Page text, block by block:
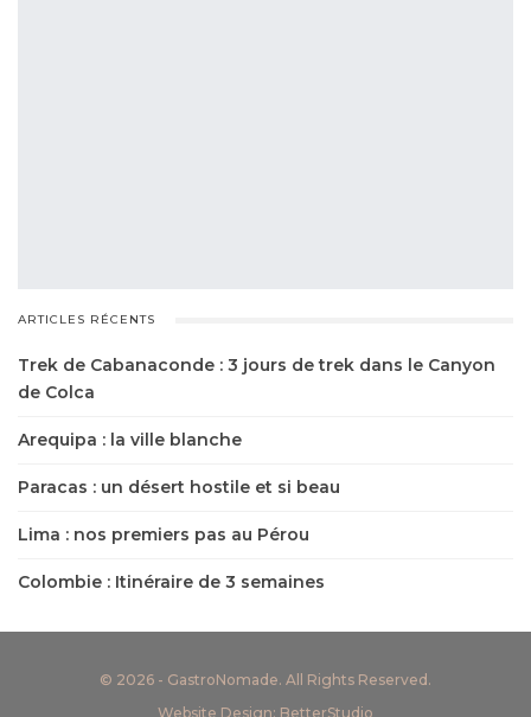
ARTICLES RÉCENTS
Trek de Cabanaconde : 3 jours de trek dans le Canyon
de Colca
Arequipa : la ville blanche
Paracas : un désert hostile et si beau
Lima : nos premiers pas au Pérou
Colombie : Itinéraire de 3 semaines
© 2026 - GastroNomade. All Rights Reserved.
Website Design: BetterStudio